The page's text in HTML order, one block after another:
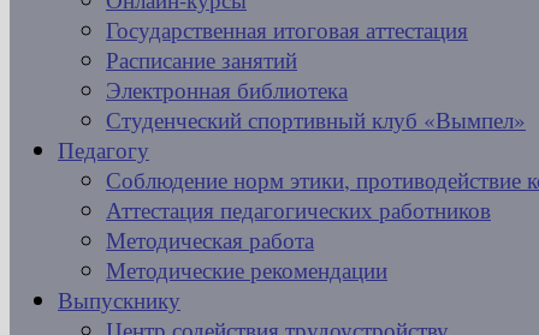
Государственная итоговая аттестация
Расписание занятий
Электронная библиотека
Студенческий спортивный клуб «Вымпел»
Педагогу
Соблюдение норм этики, противодействие
Аттестация педагогических работников
Методическая работа
Методические рекомендации
Выпускнику